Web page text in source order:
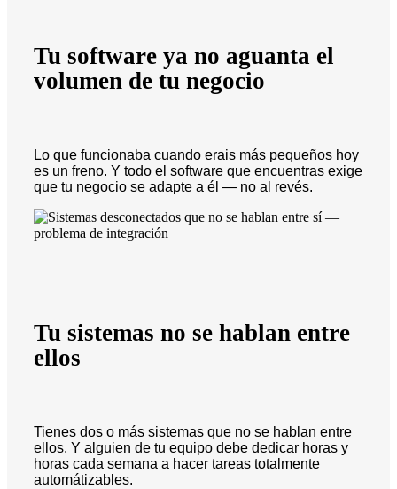
Tu software ya no aguanta el
volumen de tu negocio
Lo que funcionaba cuando erais más pequeños hoy
es un freno. Y todo el software que encuentras exige
que tu negocio se adapte a él — no al revés.
Tu sistemas no se hablan entre
ellos
Tienes dos o más sistemas que no se hablan entre
ellos. Y alguien de tu equipo debe dedicar horas y
horas cada semana a hacer tareas totalmente
automátizables.